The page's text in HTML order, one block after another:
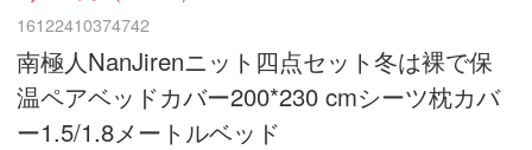
16122410374742
南極人NanJirenニット四点セット冬は裸で保
温ペアベッドカバー200*230 cmシーツ枕カバ
ー1.5/1.8メートルベッド